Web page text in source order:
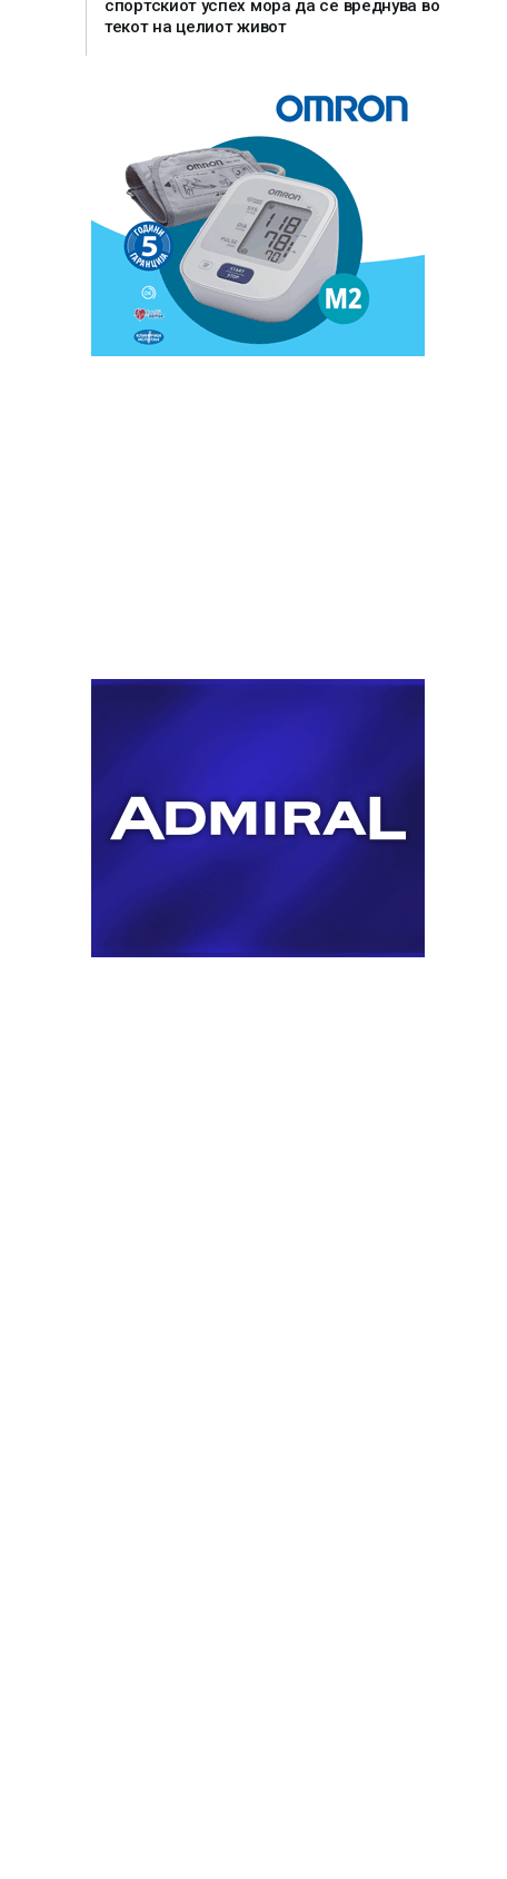
спортскиот успех мора да се вреднува во
текот на целиот живот